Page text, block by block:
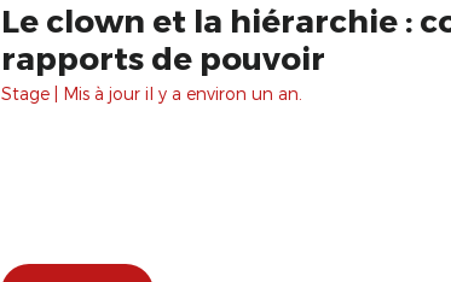
Le clown et la hiérarchie :
rapports de pouvoir
Stage | Mis à jour il y a environ un an.